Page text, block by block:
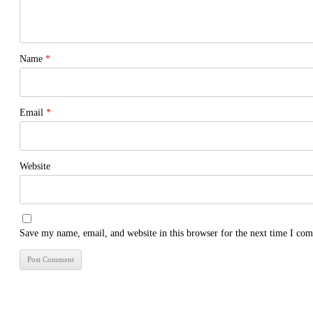
Name *
Email *
Website
Save my name, email, and website in this browser for the next time I